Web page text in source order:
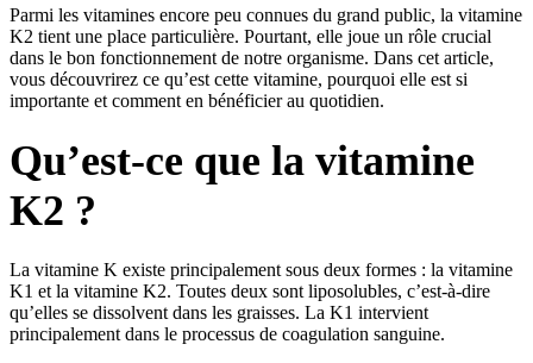
Parmi les vitamines encore peu connues du grand public, la vitamine
K2 tient une place particulière. Pourtant, elle joue un rôle crucial
dans le bon fonctionnement de notre organisme. Dans cet article,
vous découvrirez ce qu’est cette vitamine, pourquoi elle est si
importante et comment en bénéficier au quotidien.
Qu’est-ce que la vitamine
K2 ?
La vitamine K existe principalement sous deux formes : la vitamine
K1 et la vitamine K2. Toutes deux sont liposolubles, c’est-à-dire
qu’elles se dissolvent dans les graisses. La K1 intervient
principalement dans le processus de coagulation sanguine.